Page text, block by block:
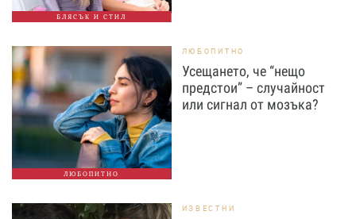
БЛЯСЪК И СТИЛ
ЛЮБОПИТНО
ЛЮБОПИТНО
Усещането, че “нещо
предстои” – случайност
или сигнал от мозъка?
ИЗВЕСТНИ